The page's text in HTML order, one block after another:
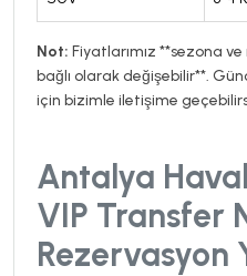
Not: Fiyatlarımız **sezona
bağlı olarak değişebilir**.
için bizimle iletişime
Antalya
VIP Transfer
Rezervasyon